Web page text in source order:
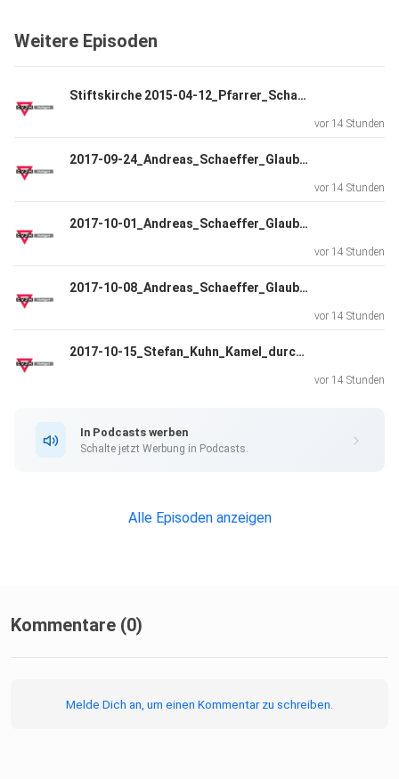
Weitere Episoden
Stiftskirche 2015-04-12_Pfarrer_Schaeffer.mp3
vor 14 Stunden
2017-09-24_Andreas_Schaeffer_Glaubensbekenntnis_Teil1.mp3
vor 14 Stunden
2017-10-01_Andreas_Schaeffer_Glaubensbekenntnis_Teil2.mp3
vor 14 Stunden
2017-10-08_Andreas_Schaeffer_Glaubensbekenntnis_Teil3.mp3
vor 14 Stunden
2017-10-15_Stefan_Kuhn_Kamel_durchs_Nadeloehr.mp3
vor 14 Stunden
In Podcasts werben
Schalte jetzt Werbung in Podcasts.
Alle Episoden anzeigen
Kommentare (0)
Melde Dich an, um einen Kommentar zu schreiben.